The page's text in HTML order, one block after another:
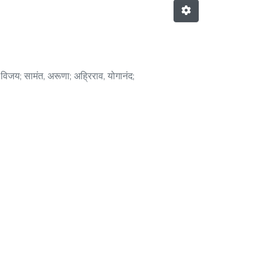
; सामंत, अरूणा; अहि्रराव, योगानंद;